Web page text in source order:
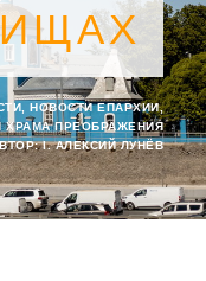
НОВОСТИ ЕПАРХИИ,
ХРАМА ПРЕОБРАЖЕНИЯ
I. АЛЕКСИЙ ЛУНЁВ